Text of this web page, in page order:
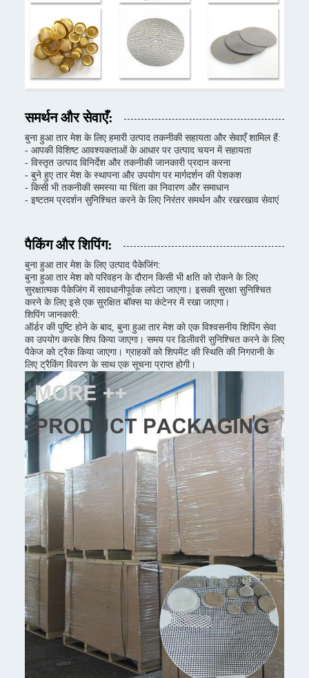
समर्थन और सेवाएँ:
बुना हुआ तार मेश के लिए हमारी उत्पाद तकनीकी सहायता और सेवाएँ शामिल हैं:
- आपकी विशिष्ट आवश्यकताओं के आधार पर उत्पाद चयन में सहायता
- विस्तृत उत्पाद विनिर्देश और तकनीकी जानकारी प्रदान करना
- बुने हुए तार मेश के स्थापना और उपयोग पर मार्गदर्शन की पेशकश
- किसी भी तकनीकी समस्या या चिंता का निवारण और समाधान
- इष्टतम प्रदर्शन सुनिश्चित करने के लिए निरंतर समर्थन और रखरखाव सेवाएं
पैकिंग और शिपिंग:
बुना हुआ तार मेश के लिए उत्पाद पैकेजिंग:
बुना हुआ तार मेश को परिवहन के दौरान किसी भी क्षति को रोकने के लिए
सुरक्षात्मक पैकेजिंग में सावधानीपूर्वक लपेटा जाएगा। इसकी सुरक्षा सुनिश्चित
करने के लिए इसे एक सुरक्षित बॉक्स या कंटेनर में रखा जाएगा।
शिपिंग जानकारी:
ऑर्डर की पुष्टि होने के बाद, बुना हुआ तार मेश को एक विश्वसनीय शिपिंग सेवा
का उपयोग करके शिप किया जाएगा। समय पर डिलीवरी सुनिश्चित करने के लिए
पैकेज को ट्रैक किया जाएगा। ग्राहकों को शिपमेंट की स्थिति की निगरानी के
लिए ट्रैकिंग विवरण के साथ एक सूचना प्राप्त होगी।